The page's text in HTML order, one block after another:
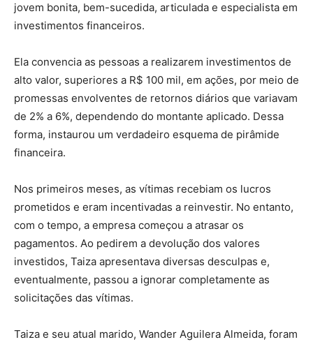
jovem bonita, bem-sucedida, articulada e especialista em
investimentos financeiros.
Ela convencia as pessoas a realizarem investimentos de
alto valor, superiores a R$ 100 mil, em ações, por meio de
promessas envolventes de retornos diários que variavam
de 2% a 6%, dependendo do montante aplicado. Dessa
forma, instaurou um verdadeiro esquema de pirâmide
financeira.
Nos primeiros meses, as vítimas recebiam os lucros
prometidos e eram incentivadas a reinvestir. No entanto,
com o tempo, a empresa começou a atrasar os
pagamentos. Ao pedirem a devolução dos valores
investidos, Taiza apresentava diversas desculpas e,
eventualmente, passou a ignorar completamente as
solicitações das vítimas.
Taiza e seu atual marido, Wander Aguilera Almeida, foram